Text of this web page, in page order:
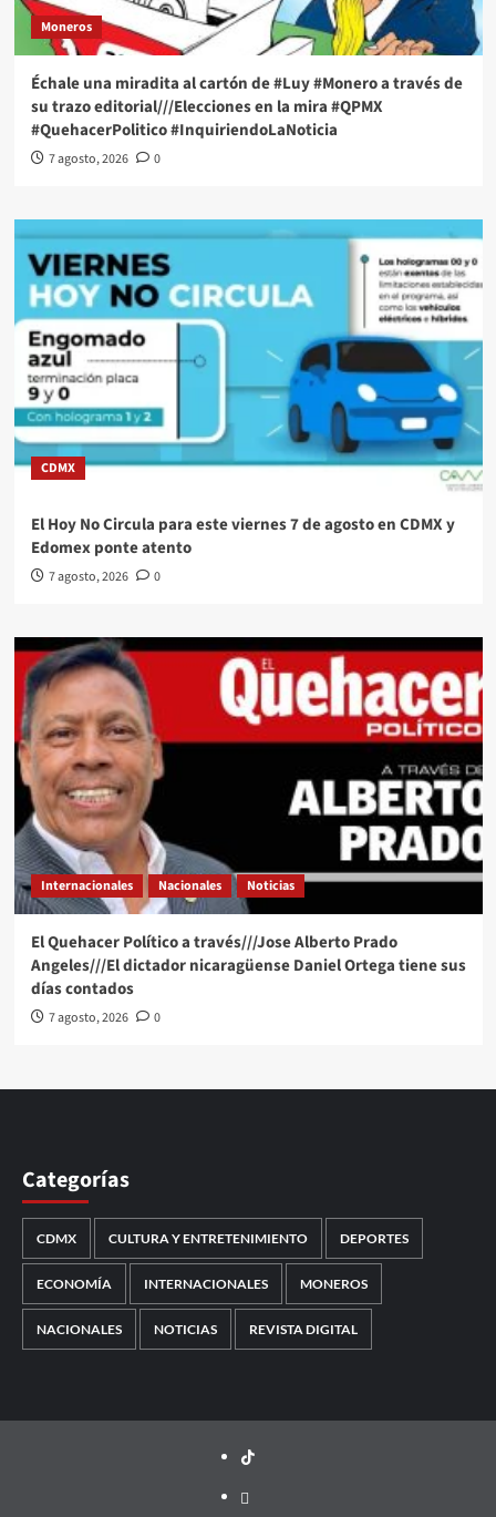
Moneros
Échale una miradita al cartón de #Luy #Monero a través de
su trazo editorial///Elecciones en la mira #QPMX
#QuehacerPolitico #InquiriendoLaNoticia
7 agosto, 2026 0
CDMX
El Hoy No Circula para este viernes 7 de agosto en CDMX y
Edomex ponte atento
7 agosto, 2026 0
Internacionales Nacionales Noticias
El Quehacer Político a través///Jose Alberto Prado
Angeles///El dictador nicaragüense Daniel Ortega tiene sus
días contados
7 agosto, 2026 0
Categorías
CDMX CULTURA Y ENTRETENIMIENTO DEPORTES
ECONOMÍA INTERNACIONALES MONEROS
NACIONALES NOTICIAS REVISTA DIGITAL
TikTok
threads